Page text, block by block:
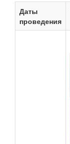
Даты
проведения